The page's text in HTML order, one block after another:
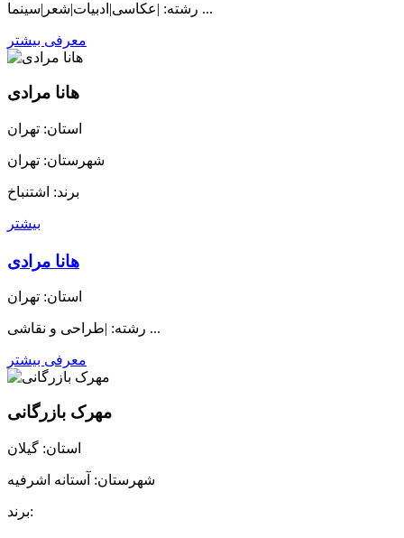
رشته: |عکاسی|ادبیات|شعر|سینما ...
معرفی بیشتر
هانا مرادی
استان: تهران
شهرستان: تهران
برند: اشتنباخ
بیشتر
هانا مرادی
استان: تهران
رشته: |طراحی و نقاشی ...
معرفی بیشتر
مهرک بازرگانی
استان: گیلان
شهرستان: آستانه اشرفیه
برند: